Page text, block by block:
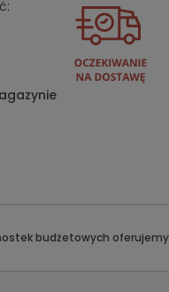
budżetowych